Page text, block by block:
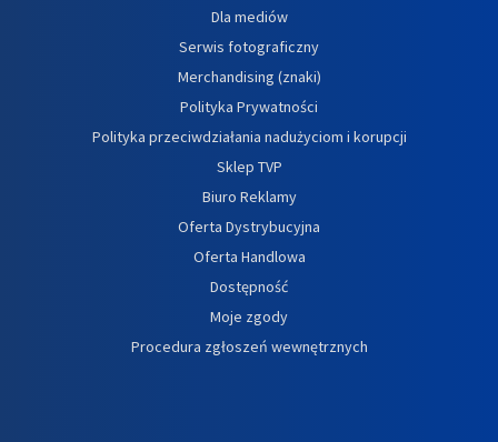
Dla mediów
Serwis fotograficzny
Merchandising (znaki)
Polityka Prywatności
Polityka przeciwdziałania nadużyciom i korupcji
Sklep TVP
Biuro Reklamy
Oferta Dystrybucyjna
Oferta Handlowa
Dostępność
Moje zgody
Procedura zgłoszeń wewnętrznych